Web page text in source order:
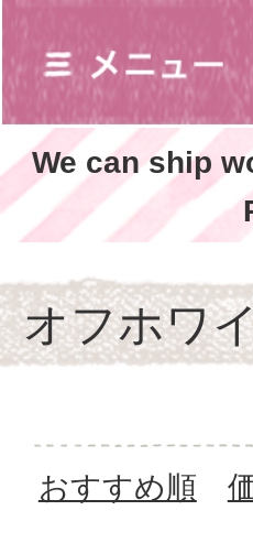
We can ship
オフホワ
おすすめ順